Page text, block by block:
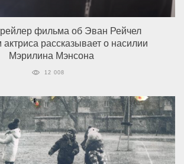
фильма об Эван Рейчел
рассказывает о насилии
Мэрилина Мэнсона
12 008